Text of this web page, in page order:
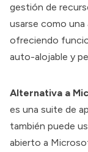
gestión de
usarse como
ofreciendo
auto-alojable y
Alternativa a
es una suite de
también puede
abierto a